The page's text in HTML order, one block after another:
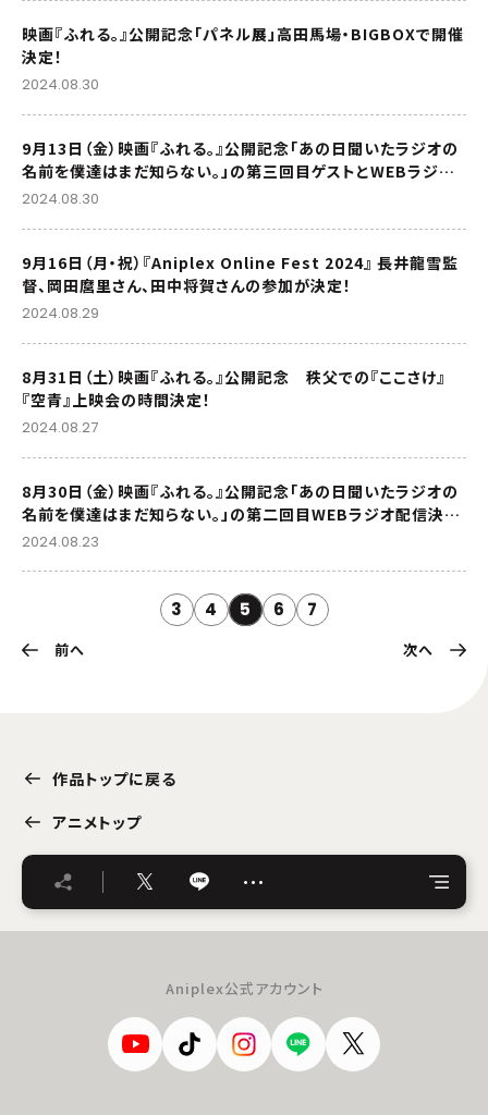
映画『ふれる。』公開記念「パネル展」高田馬場・BIGBOXで開催
決定！
2024.08.30
9月13日（金）映画『ふれる。』公開記念「あの日聞いたラジオの
名前を僕達はまだ知らない。」の第三回目ゲストとWEBラジオ
配信日決定！
2024.08.30
9月16日（月・祝）『Aniplex Online Fest 2024』 長井龍雪監
督、岡田麿里さん、田中将賀さんの参加が決定！
2024.08.29
8月31日（土）映画『ふれる。』公開記念 秩父での『ここさけ』
『空青』上映会の時間決定！
2024.08.27
8月30日（金）映画『ふれる。』公開記念「あの日聞いたラジオの
名前を僕達はまだ知らない。」の第二回目WEBラジオ配信決
定！
2024.08.23
3 4 5 6 7
前へ 次へ
作品トップに戻る
アニメトップ
…
Aniplex公式アカウント